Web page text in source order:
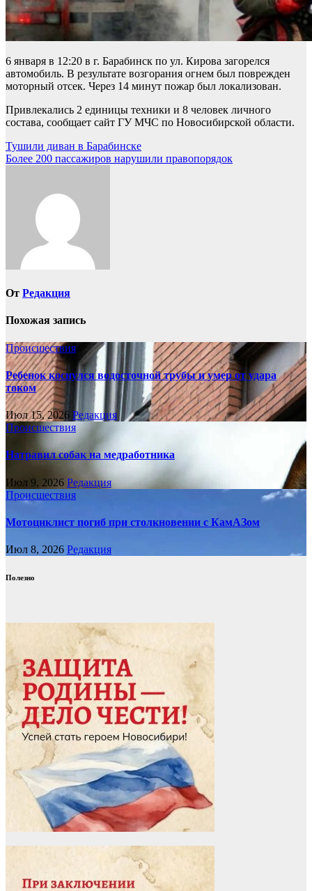
6 января в 12:20 в г. Барабинск по ул. Кирова загорелся
автомобиль. В результате возгорания огнем был поврежден
моторный отсек. Через 14 минут пожар был локализован.
Привлекались 2 единицы техники и 8 человек личного
состава, сообщает сайт ГУ МЧС по Новосибирской области.
Навигация
по
Тушили диван в Барабинске
Более 200 пассажиров нарушили правопорядок
От Редакция
Похожая запись
Происшествия
Ребенок коснулся водосточной трубы и умер от удара
током
Июл 15, 2026 Редакция
Происшествия
Натравил собак на медработника
Июл 9, 2026 Редакция
Происшествия
Мотоциклист погиб при столкновении с КамАЗом
Июл 8, 2026 Редакция
Полезно